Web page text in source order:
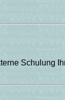
Schulung